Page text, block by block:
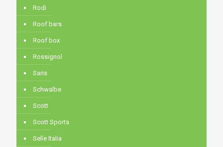
Rodi
Roof bars
Roof box
Rossignol
Saris
Schwalbe
Scott
Scott Sports
Selle Italia